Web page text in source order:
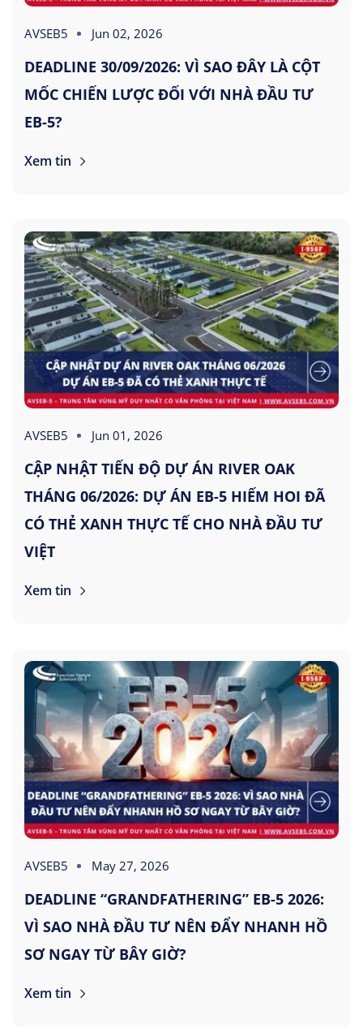
AVSEB5 Jun 02, 2026
DEADLINE 30/09/2026: VÌ SAO ĐÂY LÀ CỘT
MỐC CHIẾN LƯỢC ĐỐI VỚI NHÀ ĐẦU TƯ
EB-5?
Xem tin
AVSEB5 Jun 01, 2026
CẬP NHẬT TIẾN ĐỘ DỰ ÁN RIVER OAK
THÁNG 06/2026: DỰ ÁN EB-5 HIẾM HOI ĐÃ
CÓ THẺ XANH THỰC TẾ CHO NHÀ ĐẦU TƯ
VIỆT
Xem tin
AVSEB5 May 27, 2026
DEADLINE “GRANDFATHERING” EB-5 2026:
VÌ SAO NHÀ ĐẦU TƯ NÊN ĐẨY NHANH HỒ
SƠ NGAY TỪ BÂY GIỜ?
Xem tin